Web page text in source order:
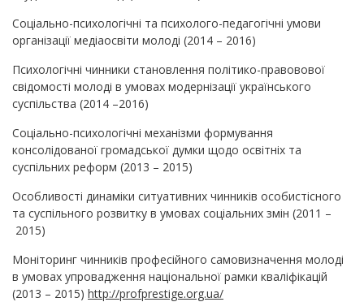
Соціально-психологічні та психолого-педагогічні умови
організації медіаосвіти молоді (2014 – 2016)
Психологічні чинники становлення політико-правовової
свідомості молоді в умовах модернізації українського
суспільства (2014 –2016)
Соціально-психологічні механізми формування
консолідованої громадської думки щодо освітніх та
суспільних реформ (2013 – 2015)
Особливості динаміки ситуативних чинників особистісного
та суспільного розвитку в умовах соціальних змін (2011 –
2015)
Моніторинг чинників професійного самовизначення молоді
в умовах упровадження національної рамки кваліфікацій
(2013 – 2015) http://profprestige.org.ua/